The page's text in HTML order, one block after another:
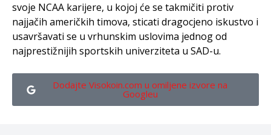
svoje NCAA karijere, u kojoj će se takmičiti protiv
najjačih američkih timova, sticati dragocjeno iskustvo i
usavršavati se u vrhunskim uslovima jednog od
najprestižnijih sportskih univerziteta u SAD-u.
Dodajte Visokoin.com u omiljene izvore na
Googleu